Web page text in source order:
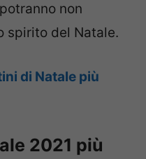
non
spirito del Natale.
di Natale più
2021 più